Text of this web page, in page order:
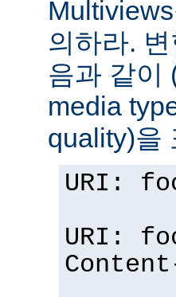
의하라.
음과 같이
media
quality)을
URI:
URI: